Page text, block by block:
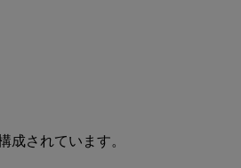
成されています。